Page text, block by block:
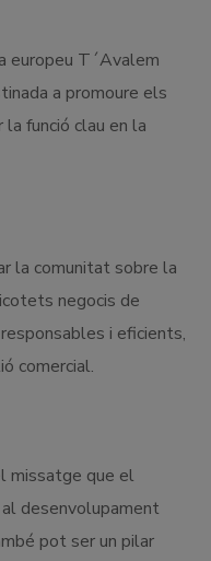
europeu T´Avalem
a promoure els
funció clau en la
la comunitat sobre la
negocis de
i eficients,
comercial.
missatge que el
desenvolupament
pot ser un pilar